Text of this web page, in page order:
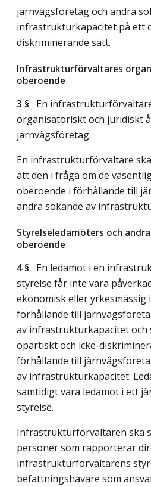
järnvägsföretag och andra
infrastrukturkapacitet på ett
diskriminerande sätt.
Infrastrukturförvaltares
oberoende
3 § En
organisatoriskt och juridiskt
järnvägsföretag.
En infrastrukturförvaltare
att den i fråga om de
oberoende i förhållande till
andra sökande av
Styrelseledamöters och
oberoende
4 § En ledamot i en
styrelse får inte vara
ekonomisk eller
förhållande till
av infrastrukturkapacitet och
opartiskt och icke-
förhållande till
av infrastrukturkapacitet.
samtidigt vara ledamot i ett
styrelse.
Infrastrukturförvaltaren ska
personer som rapporterar
infrastrukturförvaltarens
befattningshavare som